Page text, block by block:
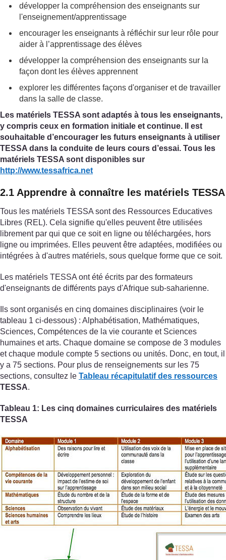
développer la compréhension des enseignants sur
l'enseignement/apprentissage
encourager les enseignants à réfléchir sur leur rôle pour
aider à l’apprentissage des élèves
développer la compréhension des enseignants sur la
façon dont les élèves apprennent
explorer les différentes façons d'organiser et de travailler
dans la salle de classe.
Les matériels TESSA sont adaptés à tous les enseignants,
y compris ceux en formation initiale et continue. Il est
souhaitable d’encourager les futurs enseignants à utiliser
TESSA dans la conduite de leurs cours d’essai. Tous les
matériels TESSA sont disponibles sur
http://www.tessafrica.net
2.1 Apprendre à connaître les matériels TESSA
Tous les matériels TESSA sont des Ressources Educatives
Libres (REL). Cela signifie qu'elles peuvent être utilisées
librement par qui que ce soit en ligne ou téléchargées, hors
ligne ou imprimées. Elles peuvent être adaptées, modifiées ou
intégrées à d'autres matériels, sous quelque forme que ce soit.
Les matériels TESSA ont été écrits par des formateurs
d'enseignants de différents pays d'Afrique sub-saharienne.
Ils sont organisés en cinq domaines disciplinaires (voir le
tableau 1 ci-dessous) : Alphabétisation, Mathématiques,
Sciences, Compétences de la vie courante et Sciences
humaines et arts. Chaque domaine se compose de 3 modules
et chaque module compte 5 sections ou unités. Donc, en tout, il
y a 75 sections. Pour plus de renseignements sur les 75
sections, consultez le Tableau récapitulatif des ressources
TESSA.
Tableau 1: Les cinq domaines curriculaires des matériels
TESSA